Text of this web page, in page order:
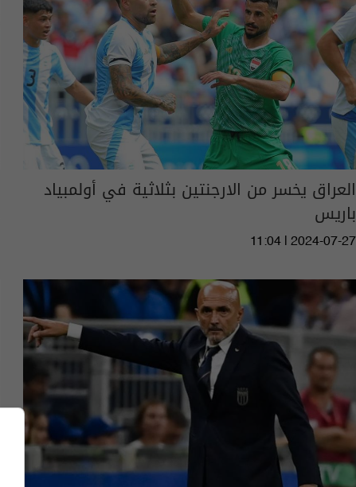
العراق يخسر من الارجنتين بثلاثية في أولمبياد
باريس
11:04 | 2024-07-27